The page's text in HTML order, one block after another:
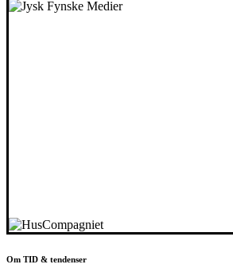
Om TID & tendenser